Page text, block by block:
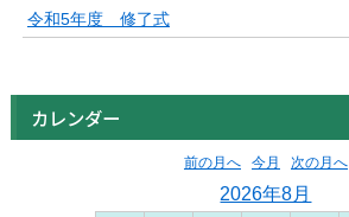
令和5年度 修了式
カレンダー
前の月へ 今月 次の月へ
2026年8月